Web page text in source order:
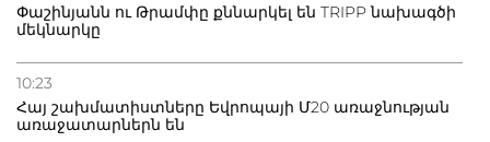
Փաշինյանն ու Թրամփը քննարկել են TRIPP նախագծի
մեկնարկը
10:23
Հայ շախմատիստները Եվրոպայի Մ20 առաջնության
առաջատարներն են
27.07.2026
22.07.2026